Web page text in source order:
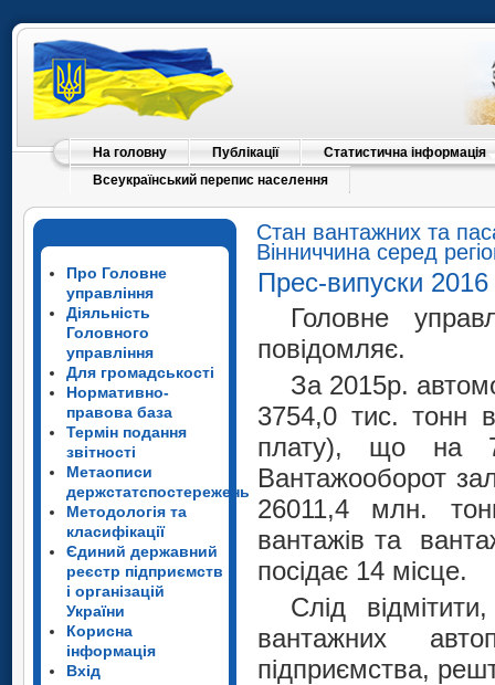
На головну Публікації
Статистична інформація
Всеукраїнський перепис населення
Про Головне
управління
Діяльність
Головного
управління
Для громадськості
Нормативно-
правова база
Термін подання
звітності
Метаописи
держстатспостережень
Методологія та
класифікації
Єдиний державний
реєстр підприємств
і організацій
України
Корисна
інформація
Вхід
Стан вантажних та
Вінниччина серед
Прес-випуски 2016
Головне
повідомляє.
За 2015р.
3754,0 тис. тонн
плату), що на
Вантажооборот
26011,4 млн.
вантажів та
посідає 14 місце.
Слід
вантажних
підприємства,